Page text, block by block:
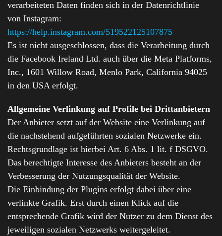
verarbeiteten Daten finden sich in der Datenrichtlinie
von Instagram:
https://help.instagram.com/519522125107875
Es ist nicht ausgeschlossen, dass die Verarbeitung durch
die Facebook Ireland Ltd. auch über die Meta Platforms,
Inc., 1601 Willow Road, Menlo Park, California 94025
in den USA erfolgt.
Allgemeine Verlinkung auf Profile bei Drittanbietern
Der Anbieter setzt auf der Website eine Verlinkung auf
die nachstehend aufgeführten sozialen Netzwerke ein.
Rechtsgrundlage ist hierbei Art. 6 Abs. 1 lit. f DSGVO.
Das berechtigte Interesse des Anbieters besteht an der
Verbesserung der Nutzungsqualität der Website.
Die Einbindung der Plugins erfolgt dabei über eine
verlinkte Grafik. Erst durch einen Klick auf die
entsprechende Grafik wird der Nutzer zu dem Dienst des
jeweiligen sozialen Netzwerks weitergeleitet.